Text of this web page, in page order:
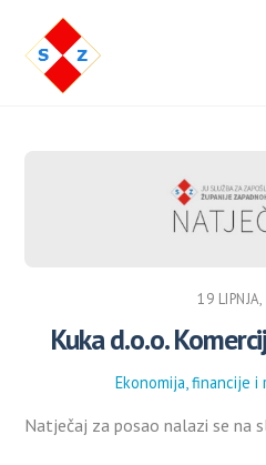
19
Kuka d.o.o.
Ekonomija, financije i
Natječaj za posao nalazi se na